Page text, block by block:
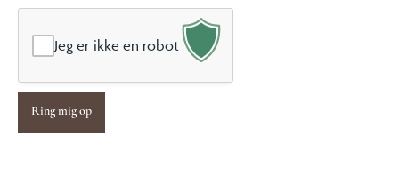
Jeg er ikke en robot